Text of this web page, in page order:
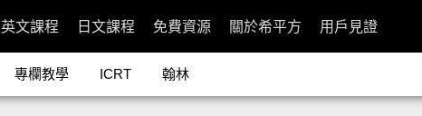
英文課程 日文課程 免費資源 關於希平方 用戶見證
專欄教學 ICRT 翰林